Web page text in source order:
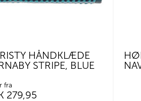
HÅNDKLÆDE
STRIPE, BLUE
fra
279,95